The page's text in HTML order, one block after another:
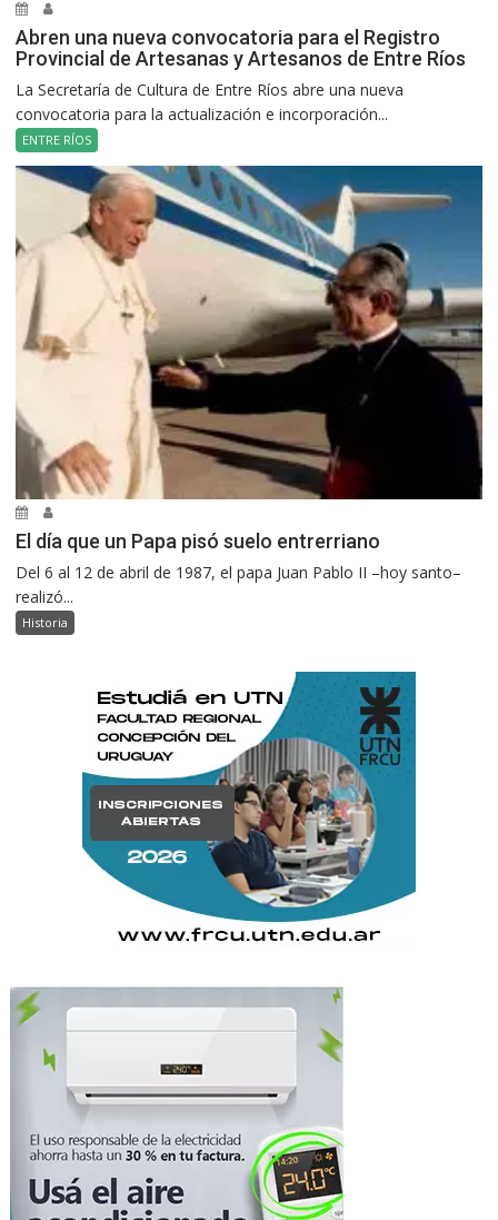
Abren una nueva convocatoria para el Registro
Provincial de Artesanas y Artesanos de Entre Ríos
La Secretaría de Cultura de Entre Ríos abre una nueva
convocatoria para la actualización e incorporación...
ENTRE RÍOS
El día que un Papa pisó suelo entrerriano
Del 6 al 12 de abril de 1987, el papa Juan Pablo II –hoy santo–
realizó...
Historia